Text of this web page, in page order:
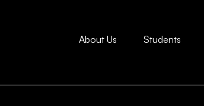
About Us Students